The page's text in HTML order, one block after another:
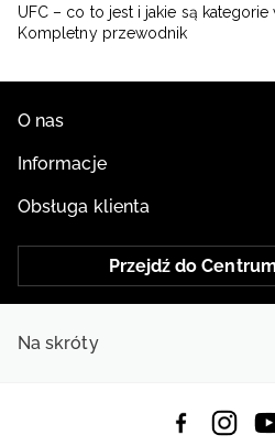
UFC – co to jest i jakie są kategorie
Kompletny przewodnik
O nas
Informacje
Obsługa klienta
Przejdź do
Na skróty